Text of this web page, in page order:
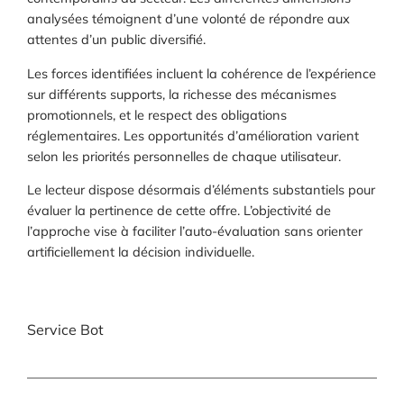
analysées témoignent d’une volonté de répondre aux
attentes d’un public diversifié.
Les forces identifiées incluent la cohérence de l’expérience
sur différents supports, la richesse des mécanismes
promotionnels, et le respect des obligations
réglementaires. Les opportunités d’amélioration varient
selon les priorités personnelles de chaque utilisateur.
Le lecteur dispose désormais d’éléments substantiels pour
évaluer la pertinence de cette offre. L’objectivité de
l’approche vise à faciliter l’auto-évaluation sans orienter
artificiellement la décision individuelle.
Service Bot